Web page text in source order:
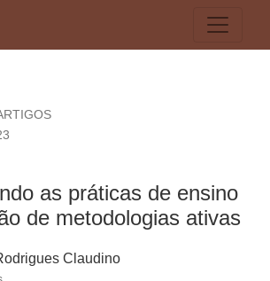
as práticas de ensino
de metodologias ativas
Claudino